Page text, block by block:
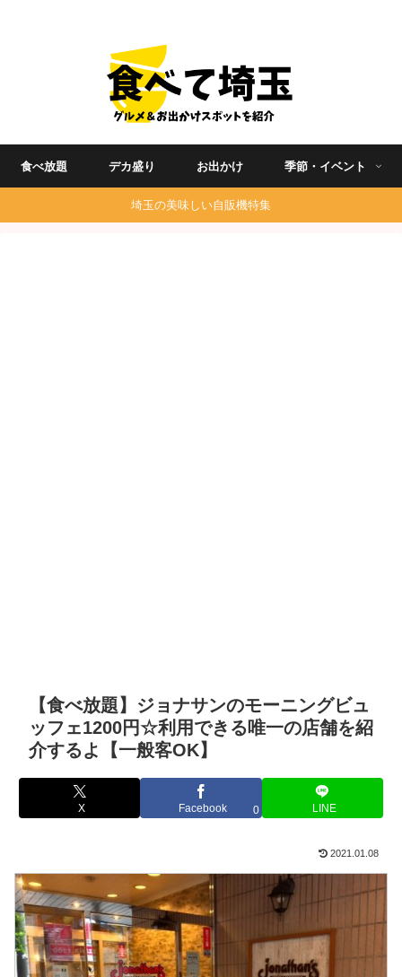
食べ放題 デカ盛り お出かけ 季節・イベント
埼玉の美味しい自販機特集
【食べ放題】ジョナサンのモーニングビュ
ッフェ1200円☆利用できる唯一の店舗を紹
介するよ【一般客OK】
X Facebook 0 LINE
2021.01.08